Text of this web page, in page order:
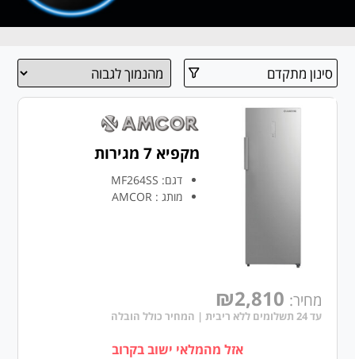
סינון מתקדם
מקפיא 7 מגירות
דגם: MF264SS
מותג :
AMCOR
מחיר: ₪2,810
עד 24 תשלומים ללא ריבית | המחיר כולל הובלה
אזל מהמלאי ישוב בקרוב